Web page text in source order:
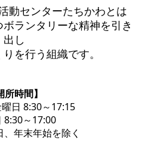
動センターたちかわとは
ランタリーな精神を引き
出し
を行う組織です。
所時間】
日 8:30～17:15
8:30～17:00
年末年始を除く